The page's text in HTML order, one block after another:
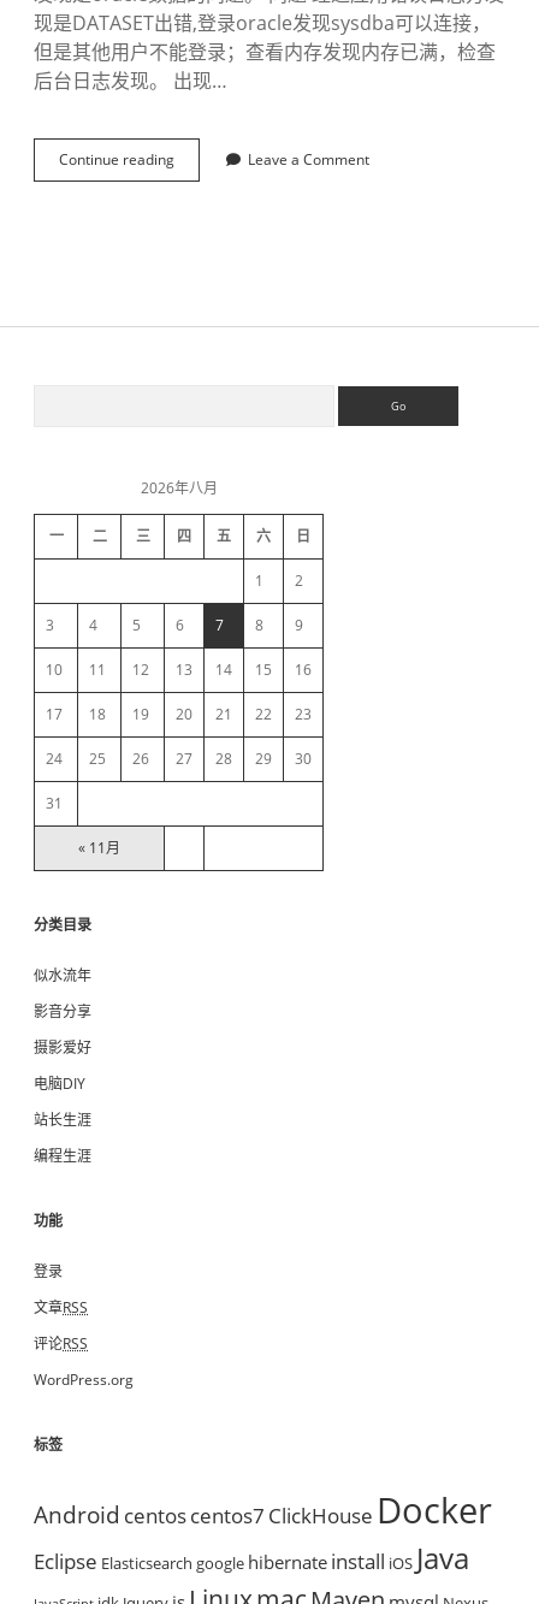
现是DATASET出错,登录oracle发现sysdba可以连接，
但是其他用户不能登录；查看内存发现内存已满，检查
后台日志发现。 出现…
Continue reading
决
归
Leave a Comment
d
b
a
r
2026年八月
一 二 三 四 五 六 日
« 11月
1 2
3 4 5 6 7 8 9
10 11 12 13 14 15 16
17 18 19 20 21 22 23
24 25 26 27 28 29 30
31
分类目录
似水流年
影音分享
摄影爱好
电脑DIY
站长生涯
编程生涯
功能
登录
文章RSS
评论RSS
WordPress.org
标签
Android centoscentos7 ClickHouse Docker
Eclipse Elasticsearch google hibernate install iOS Java